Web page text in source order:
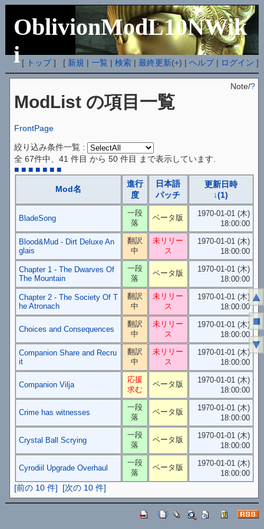
OblivionModL10NWik
i [ トップ] [ 新規 |一覧 |検索 |最終更新(+) |ヘルプ| ログイン ]
ModList の項目一覧
Note/?
FrontPage
絞り込み条件一覧 :
全 67件中、41 件目 から 50 件目 まで表示しています.
■ ■ ■ ■ ■ ■ ■
Mod名
進行
度
日本語
パッチ
更新日時
↓(1)
BladeSong
一段
落
ベータ版
1970-01-01 (木)
18:00:00
Blood&Mud - Dirt Deluxe An
glais
翻訳
中
未リリー
ス
1970-01-01 (木)
18:00:00
Chapter 1 - The Dwarves Of
The Mountain
一段
落
ベータ版
1970-01-01 (木)
18:00:00
Chapter 2 - The Society Of T
he Atronach
翻訳
中
未リリー
ス
1970-01-01 (木)
18:00:00
Choices and Consequences
翻訳
中
未リリー
ス
1970-01-01 (木)
18:00:00
Companion Share and Recru
it
翻訳
中
未リリー
ス
1970-01-01 (木)
18:00:00
Companion Vilja
応援
求む
ベータ版
1970-01-01 (木)
18:00:00
Crime has witnesses
一段
落
ベータ版
1970-01-01 (木)
18:00:00
Crystal Ball Scrying
一段
落
ベータ版
1970-01-01 (木)
18:00:00
Cyrodiil Upgrade Overhaul
一段
落
ベータ版
1970-01-01 (木)
18:00:00
[前の 10 件] [次の 10 件]
▲
■
▼